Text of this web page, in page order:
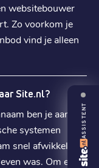
websitebouwer
Zo voorkom je
vind je alleen
Site.nl?
ben je aan het
systemen
snel afwikkelen,
was. Om een
ASSISTENT